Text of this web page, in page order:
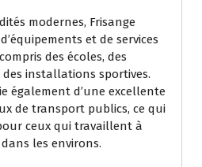
modernes, Frisange
et de services
des écoles, des
installations sportives.
également d’une excellente
de transport publics, ce qui
ceux qui travaillent à
les environs.